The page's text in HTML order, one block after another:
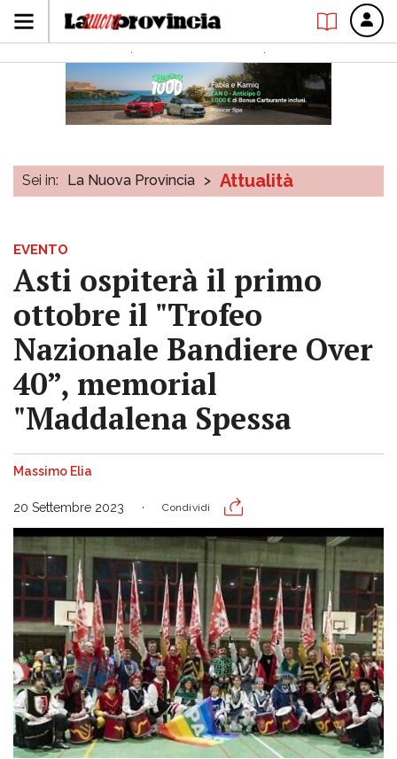
Sei in: La Nuova Provincia > Attualità
EVENTO
Asti ospiterà il primo
ottobre il "Trofeo
Nazionale Bandiere Over
40”, memorial
"Maddalena Spessa
Massimo Elia
20 Settembre 2023 Condividi